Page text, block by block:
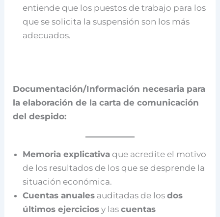
entiende que los puestos de trabajo para los
que se solicita la suspensión son los más
adecuados.
Documentación/Información necesaria para
la elaboración de la carta de comunicación
del despido:
Memoria explicativa que acredite el motivo
de los resultados de los que se desprende la
situación económica.
Cuentas anuales auditadas de losdos
últimos ejercicios y lascuentas